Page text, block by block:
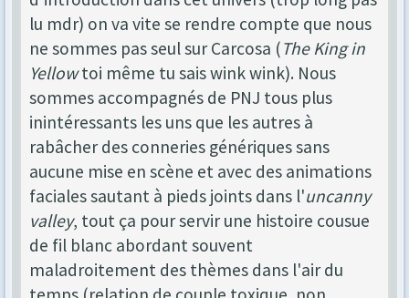
lu mdr) on va vite se rendre compte que nous
ne sommes pas seul sur Carcosa (The King in
Yellowtoi même tu sais wink wink). Nous
sommes accompagnés de PNJ tous plus
inintéressants les uns que les autres à
rabâcher des conneries génériques sans
aucune mise en scène et avec des animations
faciales sautant à pieds joints dans l'uncanny
valley, tout ça pour servir une histoire cousue
de fil blanc abordant souvent
maladroitement des thèmes dans l'air du